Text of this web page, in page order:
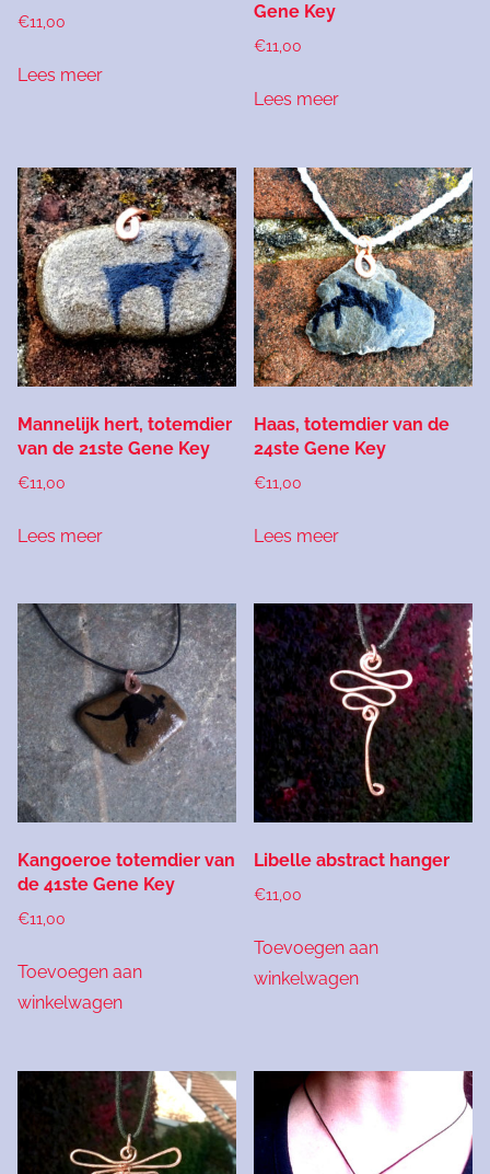
€11,00
Lees meer
Gene Key
€11,00
Lees meer
Mannelijk hert, totemdier
van de 21ste Gene Key
€11,00
Lees meer
Haas, totemdier van de
24ste Gene Key
€11,00
Lees meer
Kangoeroe totemdier van
de 41ste Gene Key
€11,00
Toevoegen aan
winkelwagen
Libelle abstract hanger
€11,00
Toevoegen aan
winkelwagen